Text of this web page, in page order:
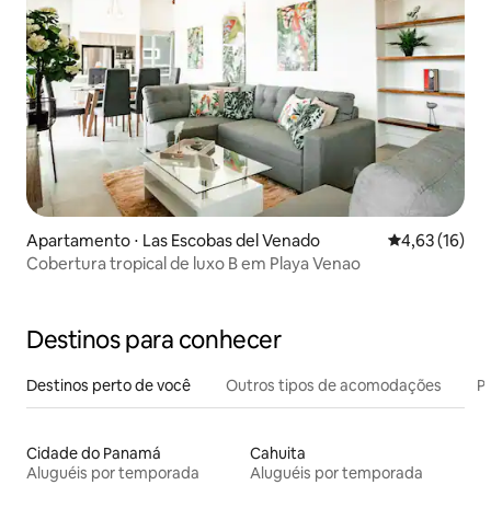
Apartamento ⋅ Las Escobas del Venado 4,63 de uma
4,63 (16)
Cobertura tropical de luxo B em Playa Venao
Destinos para conhecer
Destinos perto de você Outros tipos de acomodações
Cidade do Panamá
Aluguéis por temporada
Cahuita
Aluguéis por temporada